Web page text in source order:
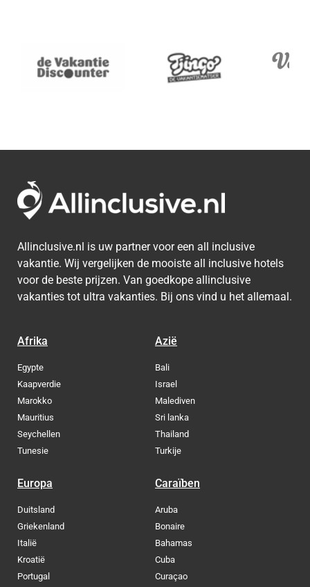
Allinclusive.nl is uw partner voor een all inclusive
vakantie. Wij vergelijken de mooiste all inclusive hotels
voor de beste prijzen. Van goedkope allinclusive
vakanties tot ultra vakanties. Bij ons vind u het allemaal.
Afrika
Egypte
Kaapverdie
Marokko
Mauritius
Seychellen
Tunesie
Azië
Bali
Israel
Malediven
Sri lanka
Thailand
Turkije
Europa
Duitsland
Griekenland
Italië
Kroatië
Portugal
Caraïben
Aruba
Bonaire
Bahamas
Cuba
Curaçao